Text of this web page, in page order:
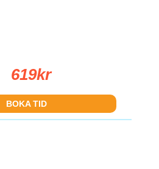
619kr
BOKA TID